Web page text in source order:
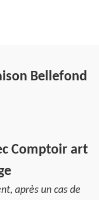
Bellefond
Comptoir art
après un cas de